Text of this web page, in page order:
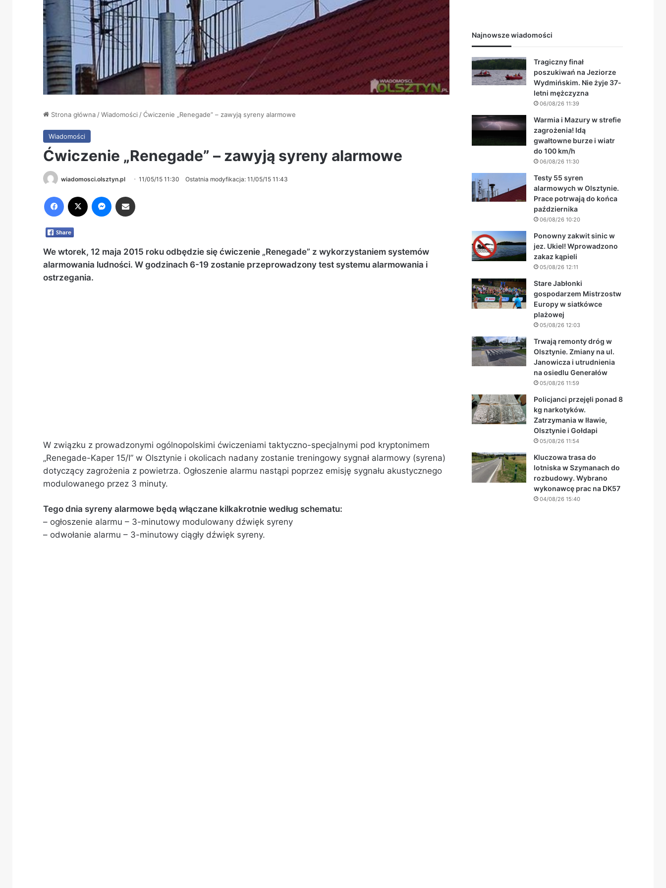
Strona główna /Wiadomości /Ćwiczenie „Renegade” – zawyją syreny alarmowe
Wiadomości
Ćwiczenie „Renegade” – zawyją syreny alarmowe
wiadomosci.olsztyn.pl 11/05/15 11:30 Ostatnia modyfikacja: 11/05/15 11:43
We wtorek, 12 maja 2015 roku odbędzie się ćwiczenie „Renegade” z wykorzystaniem systemów
alarmowania ludności. W godzinach 6-19 zostanie przeprowadzony test systemu alarmowania i
ostrzegania.
W związku z prowadzonymi ogólnopolskimi ćwiczeniami taktyczno-specjalnymi pod kryptonimem
„Renegade-Kaper 15/I” w Olsztynie i okolicach nadany zostanie treningowy sygnał alarmowy (syrena)
dotyczący zagrożenia z powietrza. Ogłoszenie alarmu nastąpi poprzez emisję sygnału akustycznego
modulowanego przez 3 minuty.
Tego dnia syreny alarmowe będą włączane kilkakrotnie według schematu:
– ogłoszenie alarmu – 3-minutowy modulowany dźwięk syreny
– odwołanie alarmu – 3-minutowy ciągły dźwięk syreny.
Najnowsze wiadomości
Tragiczny finał
poszukiwań na Jeziorze
Wydmińskim. Nie żyje 37-
letni mężczyzna
06/08/26 11:39
Warmia i Mazury w strefie
zagrożenia! Idą
gwałtowne burze i wiatr
do 100 km/h
06/08/26 11:30
Testy 55 syren
alarmowych w Olsztynie.
Prace potrwają do końca
października
06/08/26 10:20
Ponowny zakwit sinic w
jez. Ukiel! Wprowadzono
zakaz kąpieli
05/08/26 12:11
Stare Jabłonki
gospodarzem Mistrzostw
Europy w siatkówce
plażowej
05/08/26 12:03
Trwają remonty dróg w
Olsztynie. Zmiany na ul.
Janowicza i utrudnienia
na osiedlu Generałów
05/08/26 11:59
Policjanci przejęli ponad 8
kg narkotyków.
Zatrzymania w Iławie,
Olsztynie i Gołdapi
05/08/26 11:54
Kluczowa trasa do
lotniska w Szymanach do
rozbudowy. Wybrano
wykonawcę prac na DK57
04/08/26 15:40